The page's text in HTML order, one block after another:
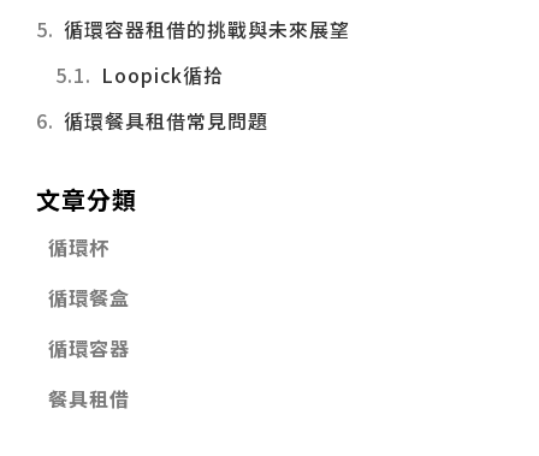
循環容器租借的挑戰與未來展望
Loopick循拾
循環餐具租借常見問題
文章分類
循環杯
循環餐盒
循環容器
餐具租借